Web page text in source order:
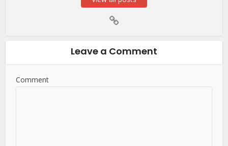
Leave a Comment
Comment